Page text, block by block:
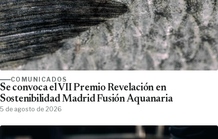
COMUNICADOS
Se convoca el VII Premio Revelación en
Sostenibilidad Madrid Fusión Aquanaria
5 de agosto de 2026